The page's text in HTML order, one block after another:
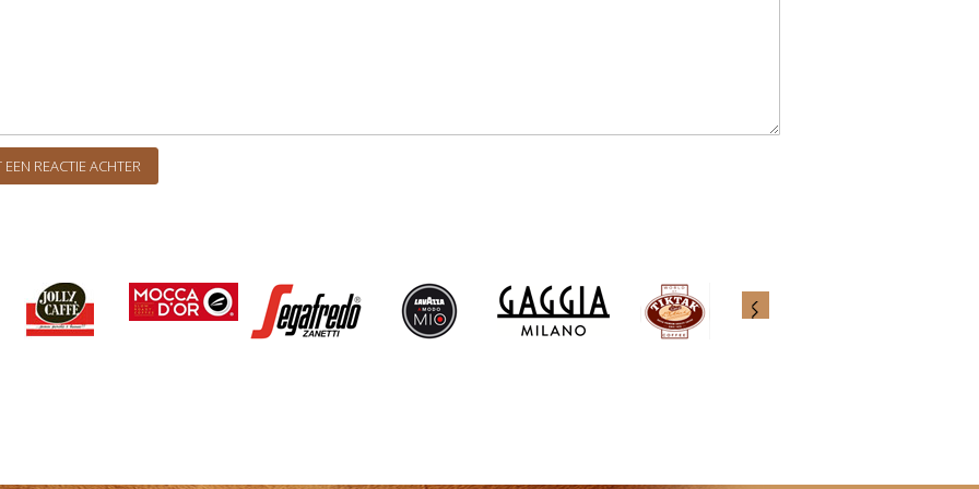
EEN REACTIE ACHTER